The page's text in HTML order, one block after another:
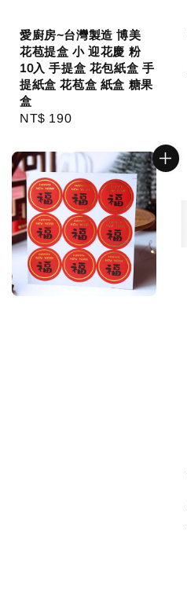
愛廚房~台灣製造 博美
花苞提盒 小 迎花慶 粉
10入 手提盒 花包紙盒 手
提紙盒 花苞盒 紙盒 糖果
盒
Regular
NT$ 190